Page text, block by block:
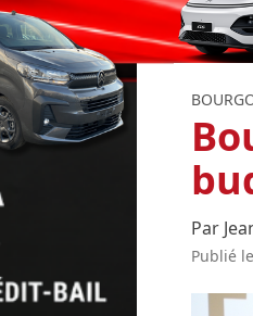
Par
Publié